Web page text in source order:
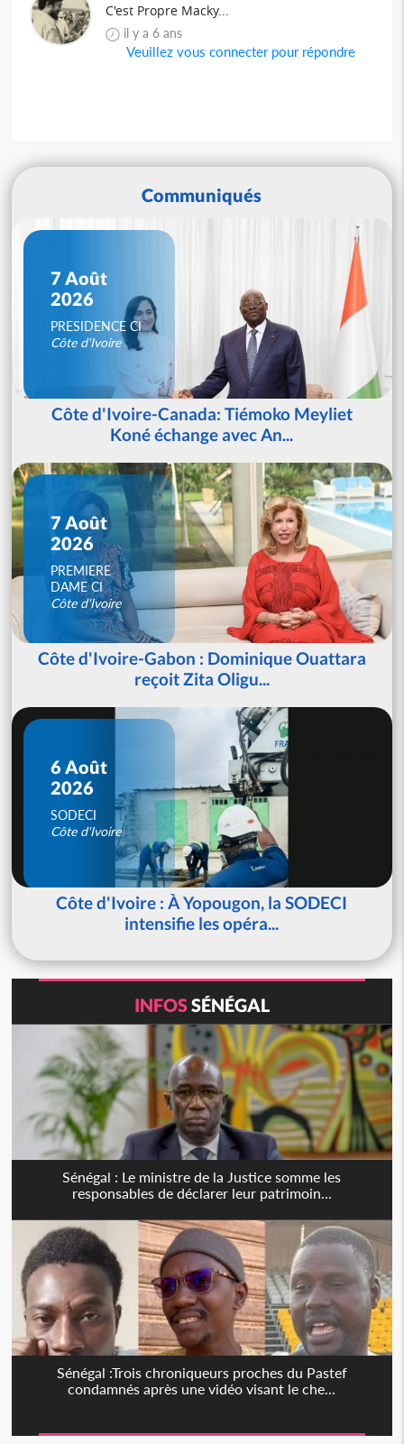
C'est Propre Macky...
il y a 6 ans
Veuillez vous connecter pour répondre
Communiqués
7 Août
2026
PRESIDENCE CI
Côte d'Ivoire
Côte d'Ivoire-Canada: Tiémoko Meyliet
Koné échange avec An...
7 Août
2026
PREMIERE
DAME CI
Côte d'Ivoire
Côte d'Ivoire-Gabon : Dominique Ouattara
reçoit Zita Oligu...
6 Août
2026
SODECI
Côte d'Ivoire
Côte d'Ivoire : À Yopougon, la SODECI
intensifie les opéra...
INFOSSÉNÉGAL
Sénégal : Le ministre de la Justice somme les
responsables de déclarer leur patrimoin...
Sénégal :Trois chroniqueurs proches du Pastef
condamnés après une vidéo visant le che...